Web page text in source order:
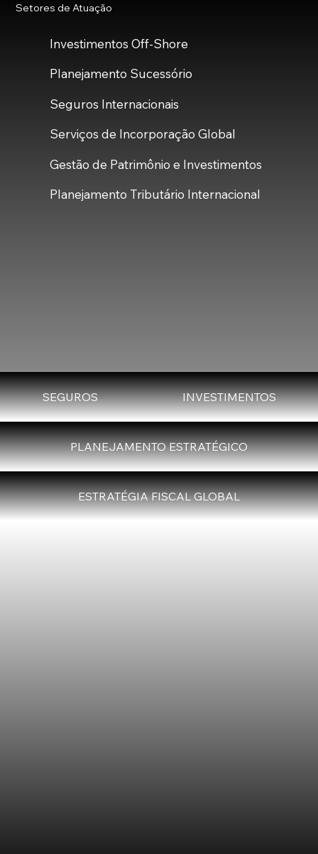
Setores de Atuação
Investimentos Off-Shore
Planejamento Sucessório
Seguros Internacionais
Serviços de Incorporação Global
Gestão de Patrimônio e Investimentos
Planejamento Tributário Internacional
SEGUROS INVESTIMENTOS
PLANEJAMENTO ESTRATÉGICO
ESTRATÉGIA FISCAL GLOBAL